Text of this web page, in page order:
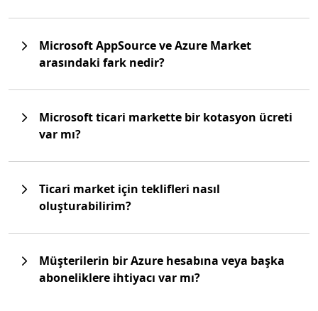
Microsoft AppSource ve Azure Market
arasındaki fark nedir?
Microsoft ticari markette bir kotasyon ücreti
var mı?
Ticari market için teklifleri nasıl
oluşturabilirim?
Müşterilerin bir Azure hesabına veya başka
aboneliklere ihtiyacı var mı?